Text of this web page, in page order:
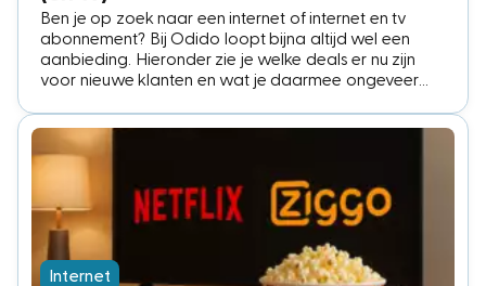
Ben je op zoek naar een internet of internet en tv
abonnement? Bij Odido loopt bijna altijd wel een
aanbieding. Hieronder zie je welke deals er nu zijn
voor nieuwe klanten en wat je daarmee ongeveer
Internet